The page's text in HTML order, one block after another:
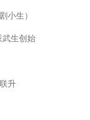
小生）
生创始
升